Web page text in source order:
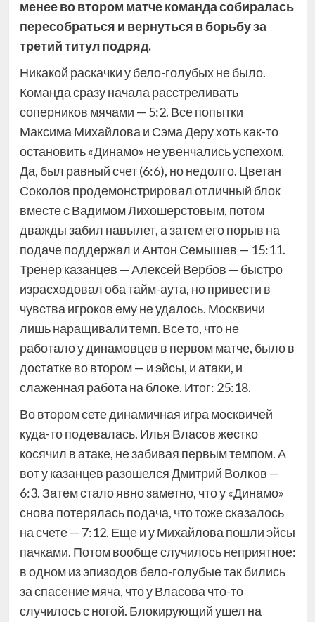
менее во втором матче команда собиралась
пересобраться и вернуться в борьбу за
третий титул подряд.
Никакой раскачки у бело-голубых не было.
Команда сразу начала расстреливать
соперников мячами — 5:2. Все попытки
Максима Михайлова и Сэма Деру хоть как-то
остановить «Динамо» не увенчались успехом.
Да, был равный счет (6:6), но недолго. Цветан
Соколов продемонстрировал отличный блок
вместе с Вадимом Лихошерстовым, потом
дважды забил навылет, а затем его порыв на
подаче поддержал и Антон Семышев — 15:11.
Тренер казанцев — Алексей Вербов — быстро
израсходовал оба тайм-аута, но привести в
чувства игроков ему не удалось. Москвичи
лишь наращивали темп. Все то, что не
работало у динамовцев в первом матче, было в
достатке во втором — и эйсы, и атаки, и
слаженная работа на блоке. Итог: 25:18.
Во втором сете динамичная игра москвичей
куда-то подевалась. Илья Власов жестко
косячил в атаке, не забивая первым темпом. А
вот у казанцев разошелся Дмитрий Волков —
6:3. Затем стало явно заметно, что у «Динамо»
снова потерялась подача, что тоже сказалось
на счете — 7:12. Еще и у Михайлова пошли эйсы
пачками. Потом вообще случилось неприятное:
в одном из эпизодов бело-голубые так бились
за спасение мяча, что у Власова что-то
случилось с ногой. Блокирующий ушел на